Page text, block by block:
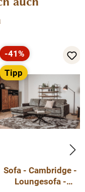
Rabatt
-41%
Tipp
Sofa - Cambridge -
Loungesofa -